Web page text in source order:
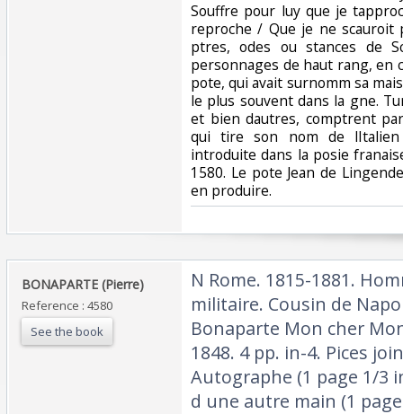
Souffre pour luy que je
reproche / Que je ne scauroit
ptres, odes ou stances de
personnages de haut rang, en
pote, qui avait surnomm sa
le plus souvent dans la gne.
et bien dautres, comptrent
qui tire son nom de lItalien
introduite dans la posie
1580. Le pote Jean de
en produire.‎
‎BONAPARTE (Pierre)‎
Reference : 4580
See the book
‎N Rome. 1815-1881.
militaire. Cousin de
Bonaparte Mon cher
1848. 4 pp. in-4. Pices
Autographe (1 page 1/3
d une autre main (1